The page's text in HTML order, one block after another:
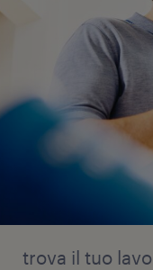
trova il tuo